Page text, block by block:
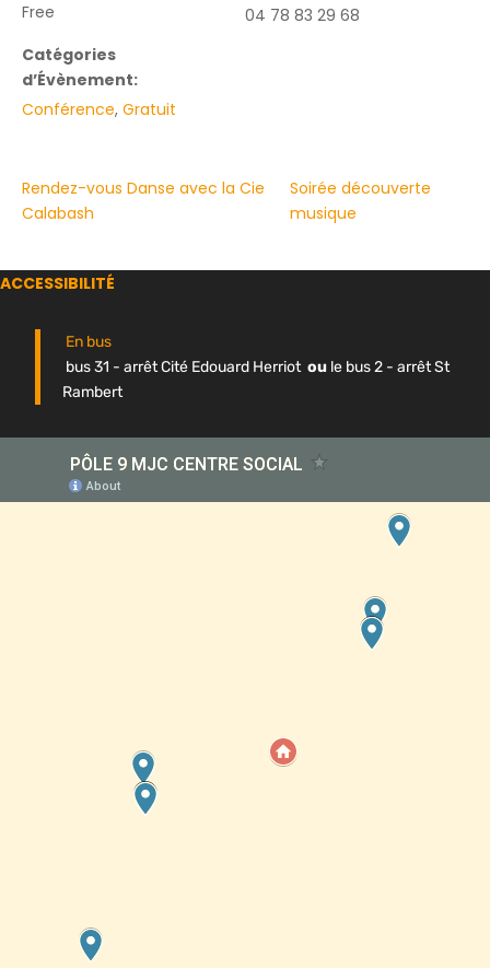
Free
Catégories
d’Évènement:
Conférence, Gratuit
04 78 83 29 68
Rendez-vous Danse avec la Cie
Calabash
Soirée découverte
musique
ACCESSIBILITÉ
En bus
bus 31 - arrêt Cité Edouard Herriot ou le bus 2 - arrêt St
Rambert